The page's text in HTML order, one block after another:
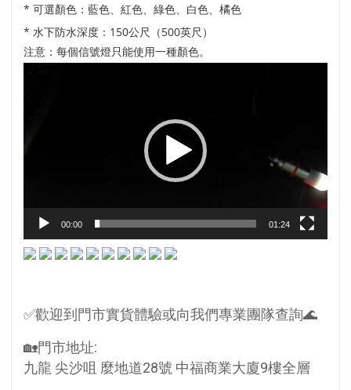
* 可選顏色：藍色、紅色、綠色、白色、橘色
* 水下防水深度：150公尺（500英尺）
注意：每個信號燈只能使用一種顏色。
Video
Player
00:00 01:24
✅歡迎到門市實貨體驗或向我們專業團隊查詢🌊
🏡門市地址:
九龍 尖沙咀 麼地道28號 中福商業大廈9樓全層